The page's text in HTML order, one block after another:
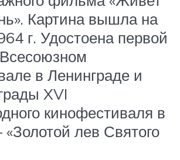
Картина вышла на
г. Удостоена первой
в Ленинграде и
XVI
кинофестиваля в
лев Святого